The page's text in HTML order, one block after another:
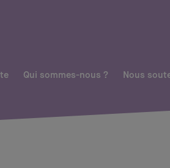
Qui sommes-nous ? Nous